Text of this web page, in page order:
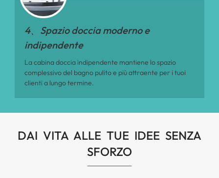
4、Spazio doccia moderno e
indipendente
La cabina doccia indipendente mantiene lo spazio
complessivo del bagno pulito e più attraente per i tuoi
clienti a lungo termine.
DAI VITA ALLE TUE IDEE SENZA
SFORZO